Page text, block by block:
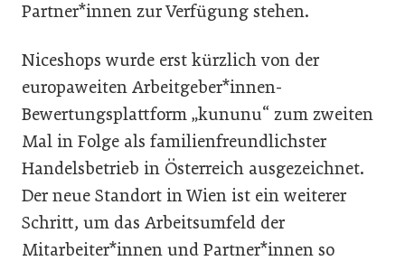
Partner*innen zur Verfügung stehen.
Niceshops wurde erst kürzlich von der
europaweiten Arbeitgeber*innen-
Bewertungsplattform „kununu“ zum zweiten
Mal in Folge als familienfreundlichster
Handelsbetrieb in Österreich ausgezeichnet.
Der neue Standort in Wien ist ein weiterer
Schritt, um das Arbeitsumfeld der
Mitarbeiter*innen und Partner*innen so